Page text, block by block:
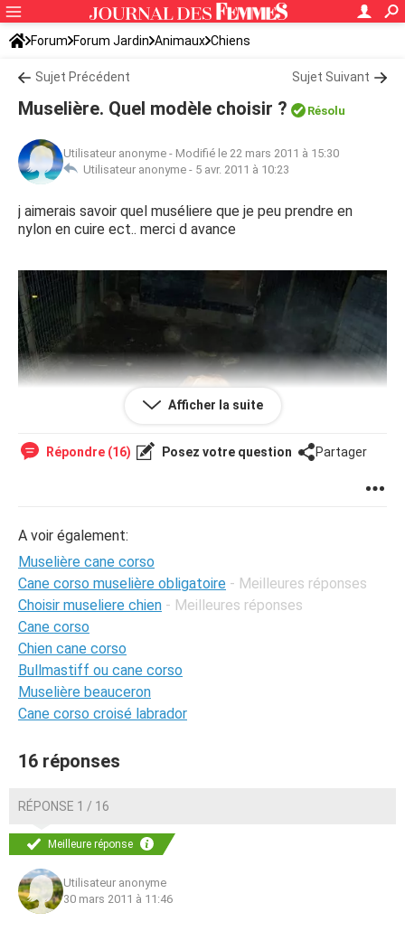
Forum Forum Jardin Animaux Chiens
Sujet Précédent Sujet Suivant
Muselière. Quel modèle choisir ? Résolu
Utilisateur anonyme - Modifié le 22 mars 2011 à 15:30
Utilisateur anonyme - 5 avr. 2011 à 10:23
j aimerais savoir quel muséliere que je peu prendre en
nylon en cuire ect.. merci d avance
Afficher la suite
Répondre (16) Posez votre question Partager
A voir également:
Muselière cane corso
Cane corso muselière obligatoire - Meilleures réponses
Choisir museliere chien - Meilleures réponses
Cane corso
Chien cane corso
Bullmastiff ou cane corso
Muselière beauceron
Cane corso croisé labrador
16 réponses
RÉPONSE 1 / 16
Meilleure réponse
Utilisateur anonyme
30 mars 2011 à 11:46